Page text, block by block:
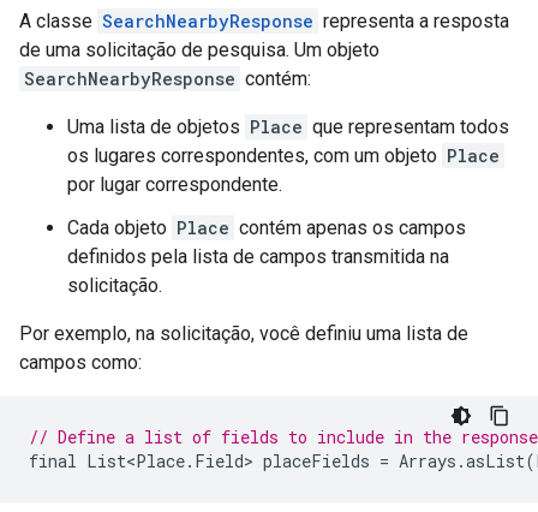
A classe SearchNearbyResponse representa a resposta
de uma solicitação de pesquisa. Um objeto
SearchNearbyResponse contém:
Uma lista de objetos Place que representam todos
os lugares correspondentes, com um objeto Place
por lugar correspondente.
Cada objeto Place contém apenas os campos
definidos pela lista de campos transmitida na
solicitação.
Por exemplo, na solicitação, você definiu uma lista de
campos como:
// Define a list of fields to include in the response
final List<Place. Field> placeFields = Arrays .asList(